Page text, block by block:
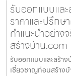
รับออกแบบแล
ราคาและปรึก
คำแนะนำอย่าง
สร้างบ้าน.com
รับออกแบบและสร้าง
เชี่ยวชาญก่อนสร้างบ้